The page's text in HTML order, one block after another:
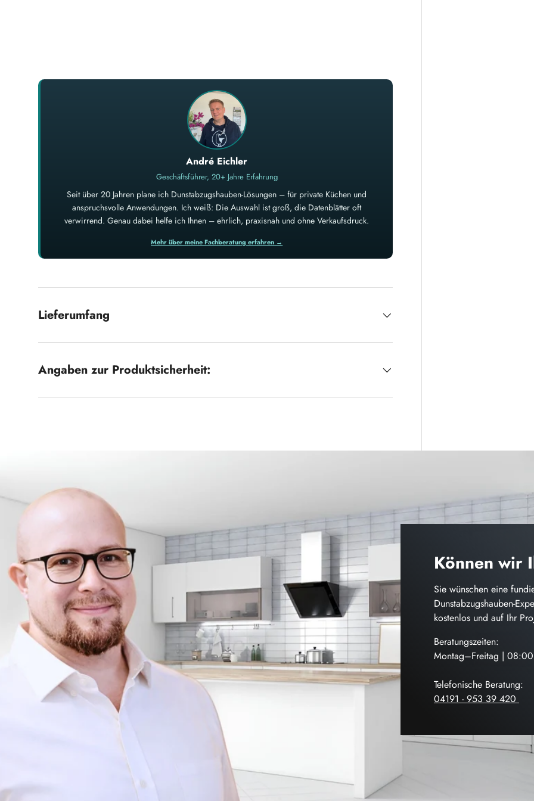
André Eichler
Geschäftsführer, 20+ Jahre Erfahrung
Seit über 20 Jahren plane ich Dunstabzugshauben-Lösungen – für private Küchen und
anspruchsvolle Anwendungen. Ich weiß: Die Auswahl ist groß, die Datenblätter oft
verwirrend. Genau dabei helfe ich Ihnen – ehrlich, praxisnah und ohne Verkaufsdruck.
Mehr über meine Fachberatung erfahren →
Lieferumfang
Angaben zur Produktsicherheit:
Können wir
Sie wünschen eine
Dunstabzugshauben-
kostenlos und auf Ihr
Beratungszeiten:
Montag–Freitag |
Telefonische Beratung:
04191 - 953 39 420